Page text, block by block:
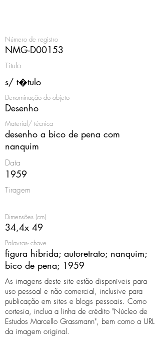
Número de registro
NMG-D00153
Título
s/ t�tulo
Denominação do objeto
Desenho
Material/ técnica
desenho a bico de pena com
nanquim
Data
1959
Tiragem
Dimensões (cm)
34,4x 49
Palavras- chave
figura hibrida; autoretrato; nanquim;
bico de pena; 1959
As imagens deste site estão disponíveis para
uso pessoal e não comercial, inclusive para
publicação em sites e blogs pessoais. Como
cortesia, inclua a linha de crédito "Núcleo de
Estudos Marcello Grassmann", bem como a URL
da imagem original.